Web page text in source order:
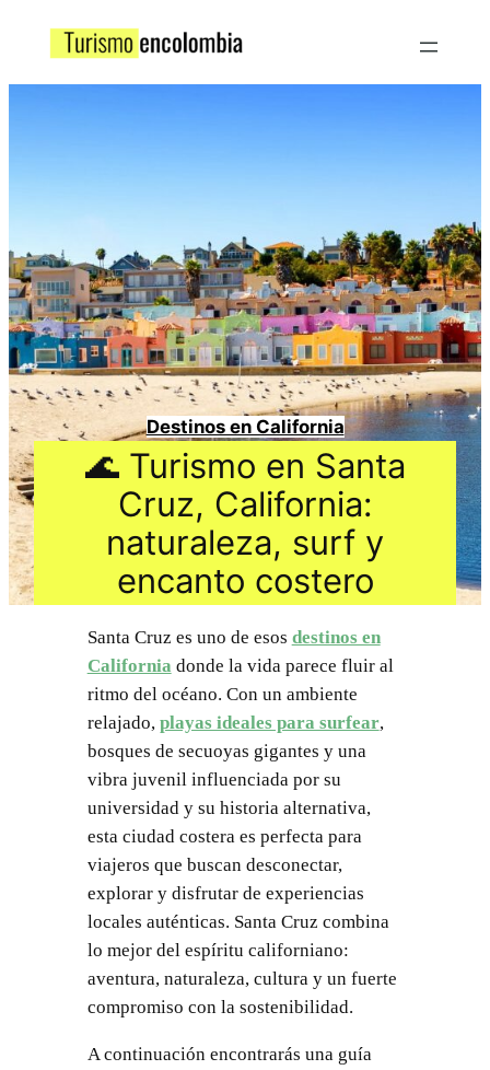
Destinos en California
🌊 Turismo en Santa
Cruz, California:
naturaleza, surf y
encanto costero
Santa Cruz es uno de esos destinos en
California donde la vida parece fluir al
ritmo del océano. Con un ambiente
relajado, playas ideales para surfear,
bosques de secuoyas gigantes y una
vibra juvenil influenciada por su
universidad y su historia alternativa,
esta ciudad costera es perfecta para
viajeros que buscan desconectar,
explorar y disfrutar de experiencias
locales auténticas. Santa Cruz combina
lo mejor del espíritu californiano:
aventura, naturaleza, cultura y un fuerte
compromiso con la sostenibilidad.
A continuación encontrarás una guía